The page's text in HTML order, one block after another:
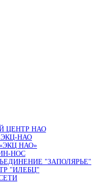
ЦЕНТР НАО
НАО
НАО»
НОС
"ЗАПОЛЯРЬЕ"
"ИЛЕБЦ"